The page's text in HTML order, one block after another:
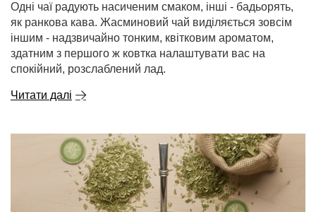
Одні чаї радують насиченим смаком, інші - бадьорять,
як ранкова кава. Жасминовий чай виділяється зовсім
іншим - надзвичайно тонким, квітковим ароматом,
здатним з першого ж ковтка налаштувати вас на
спокійний, розслаблений лад.
Читати далі